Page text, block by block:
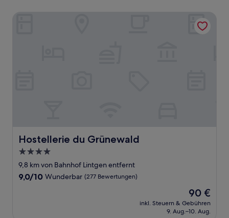
Hostellerie du Grünewald
Hostellerie du Grünewald
4.0-
Sterne-
Unterkunft
9,8 km von Bahnhof Lintgen entfernt
9.0
9,0/10 Wunderbar (277 Bewertungen)
Der
Preis
beträgt
90 €
inkl. Steuern & Gebühren
9. Aug.–10. Aug.